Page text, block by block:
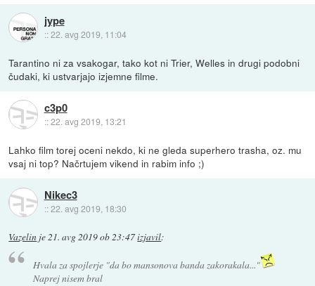
jype
::22. avg 2019, 11:04
Tarantino ni za vsakogar, tako kot ni Trier, Welles in drugi podobni
čudaki, ki ustvarjajo izjemne filme.
c3p0
::22. avg 2019, 13:21
Lahko film torej oceni nekdo, ki ne gleda superhero trasha, oz. mu
vsaj ni top? Načrtujem vikend in rabim info ;)
Nikec3
::22. avg 2019, 18:30
Vazelin je21. avg 2019 ob 23:47izjavil:
Hvala za spojlerje "da bo mansonova banda zakorakala..."
Naprej nisem bral